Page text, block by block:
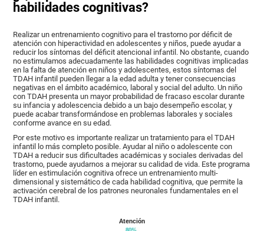
habilidades cognitivas?
Realizar un entrenamiento cognitivo para el trastorno por déficit de
atención con hiperactividad en adolescentes y niños, puede ayudar a
reducir los síntomas del déficit atencional infantil. No obstante, cuando
no estimulamos adecuadamente las habilidades cognitivas implicadas
en la falta de atención en niños y adolescentes, estos síntomas del
TDAH infantil pueden llegar a la edad adulta y tener consecuencias
negativas en el ámbito académico, laboral y social del adulto. Un niño
con TDAH presenta un mayor probabilidad de fracaso escolar durante
su infancia y adolescencia debido a un bajo desempeño escolar, y
puede acabar transformándose en problemas laborales y sociales
conforme avance en su edad.
Por este motivo es importante realizar un tratamiento para el TDAH
infantil lo más completo posible. Ayudar al niño o adolescente con
TDAH a reducir sus dificultades académicas y sociales derivadas del
trastorno, puede ayudarnos a mejorar su calidad de vida. Este programa
líder en estimulación cognitiva ofrece un entrenamiento multi-
dimensional y sistemático de cada habilidad cognitiva, que permite la
activación cerebral de los patrones neuronales fundamentales en el
TDAH infantil.
Atención